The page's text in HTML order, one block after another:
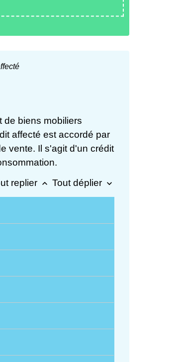
de biens mobiliers
affecté est accordé par
vente. Il s'agit d'un crédit
replier keyboard_arrow_up Tout déplier keyboard_arrow_down